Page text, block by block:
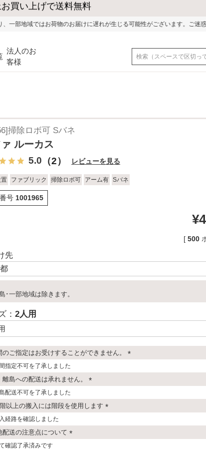
（※当社エリア）
けに遅れが生じる可能性がございます。ご迷惑をおかけしまして誠に申
法人のお
客様
掃除ロボ可 Sバネ
ルーカス
5.0 （2） レビューを見る
ファブリック 掃除ロボ可 アーム有 Sバネ
号 1001965
¥
[ 500
先
･一部地域は除きます。
： 2人用
のご指定はお受けすることができません。
必
指定不可を了承しました
離島への配送は承れません。
必
須
配送不可を了承しました
以上の搬入には階段を使用します
必
経路を確認しました
配送の注意点について
確認了承済みです